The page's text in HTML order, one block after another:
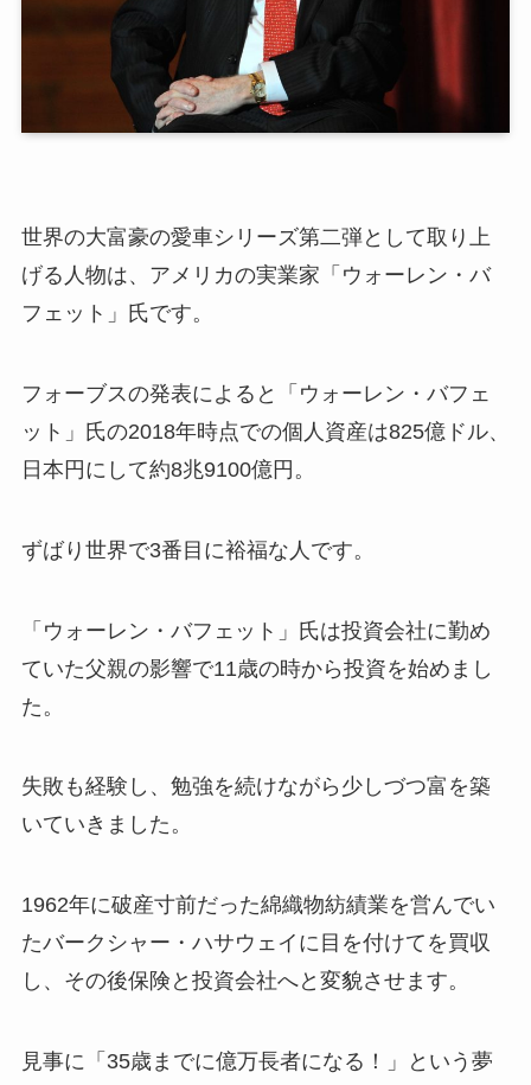
世界の大富豪の愛車シリーズ第二弾として取り上
げる人物は、アメリカの実業家「ウォーレン・バ
フェット」氏です。
フォーブスの発表によると「ウォーレン・バフェ
ット」氏の2018年時点での個人資産は825億ドル、
日本円にして約8兆9100億円 。
ずばり 世界で3番目に裕福な人 です。
「ウォーレン・バフェット」氏は投資会社に勤め
ていた父親の影響で11歳の時から投資を始めまし
た。
失敗も経験し、勉強を続けながら少しづつ富を築
いていきました。
1962年に破産寸前だった綿織物紡績業を営んでい
たバークシャー・ハサウェイに目を付けてを買収
し、その後保険と投資会社へと変貌させます。
見事に「35歳までに億万長者になる！」という夢